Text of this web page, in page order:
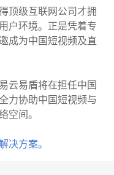
顶级互联网公司才拥
户环境。正是凭着专
成为中国短视频及直
云易盾将在担任中国
力协助中国短视频与
空间。
决方案。